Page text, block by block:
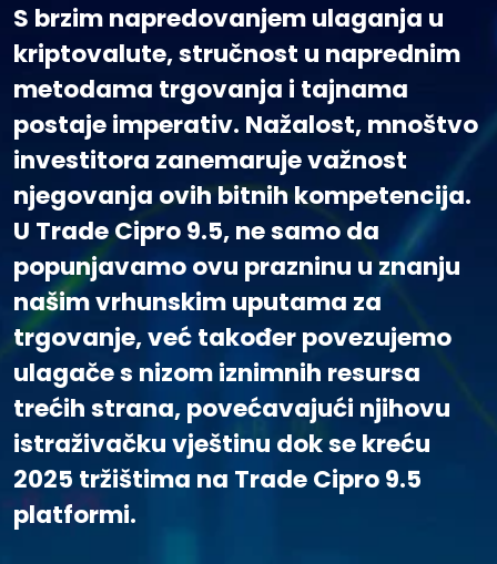
S brzim napredovanjem ulaganja u
kriptovalute, stručnost u naprednim
metodama trgovanja i tajnama
postaje imperativ. Nažalost, mnoštvo
investitora zanemaruje važnost
njegovanja ovih bitnih kompetencija.
U Trade Cipro 9.5, ne samo da
popunjavamo ovu prazninu u znanju
našim vrhunskim uputama za
trgovanje, već također povezujemo
ulagače s nizom iznimnih resursa
trećih strana, povećavajući njihovu
istraživačku vještinu dok se kreću
2025 tržištima na Trade Cipro 9.5
platformi.